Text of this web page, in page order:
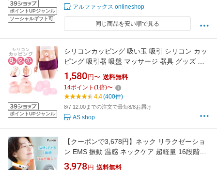
ポイントUPジャンル
ソーシャルギフト可
アルファックス onlineshop
同じ商品を安い順で見る
ポイントUPジャンル
シリコンカッピング 吸い玉 吸引 シリコン カッ
ピング 吸引器 吸盤 マッサージ 器具 グッズ 持
ち運び 小型 コンパクト 簡易 初心者 スポーツ
筋肉痛 肩こり 肩凝り 腰痛 肩 腰 背中 肩甲骨 足
脚 太もも
1,580 円〜 送料無料
14ポイント (1倍)〜
4.4(400件)
8/7 12:00までの注文で最短8/8お届け
AS shop
【クーポンで3,678円】ネック リラクゼーショ
ン EMS 振動 温感 ネックケア 超軽量 16段階強
度調整 10つモード ネックヒーター コードレス
3,978 円 送料無料